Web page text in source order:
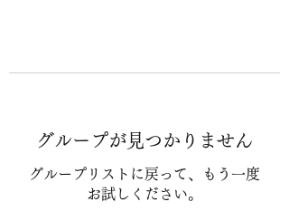
グループが見つかりません
グループリストに戻って、もう一度
お試しください。